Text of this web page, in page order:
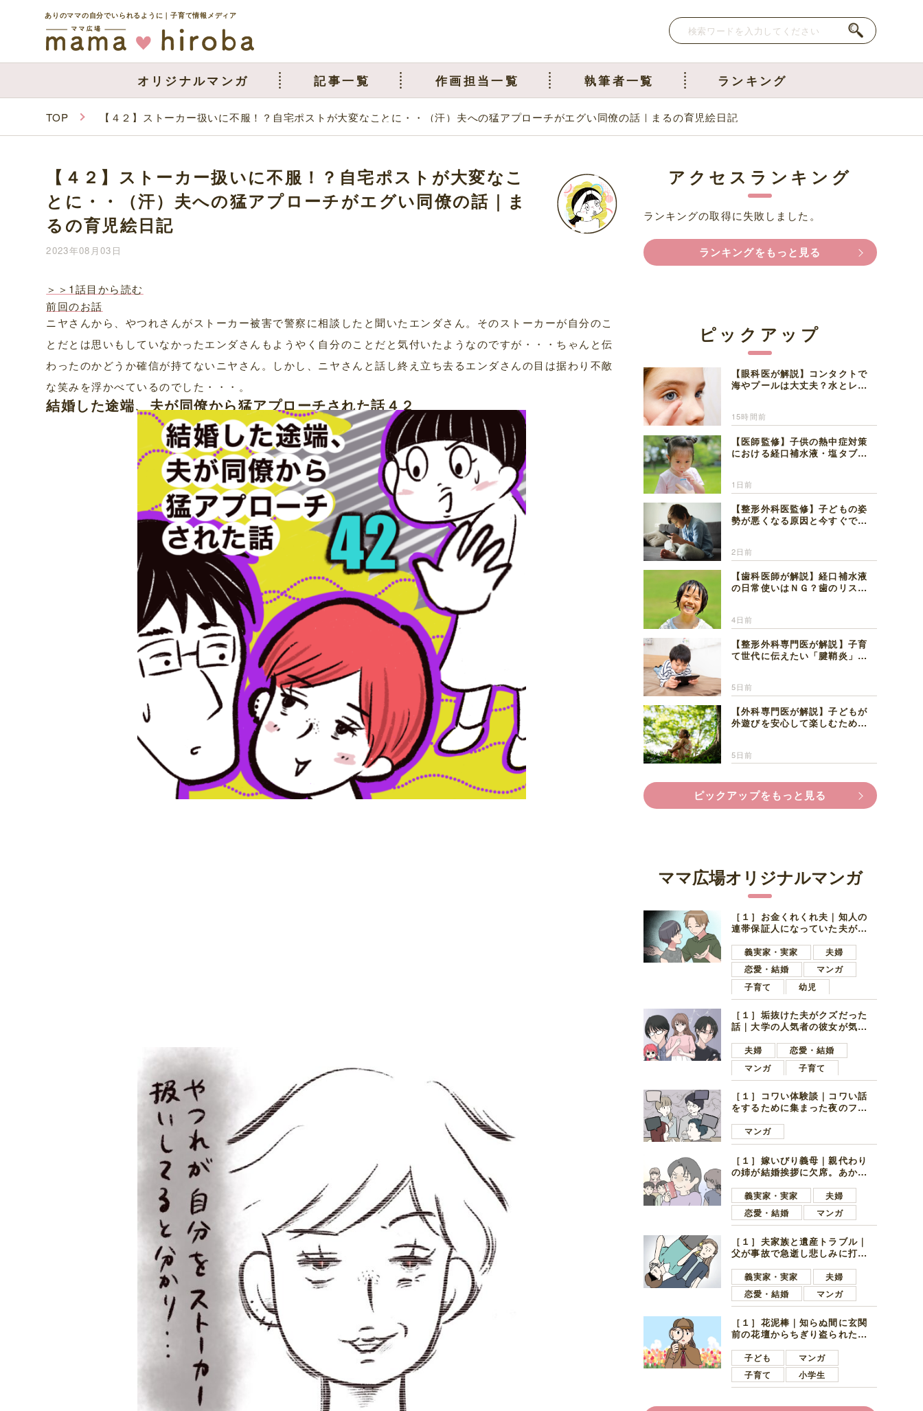
ありのママの自分でいられるように｜子育て情報メディア
オリジナルマンガ 記事一覧 作画担当一覧 執筆者一覧 ランキング
TOP 【４２】ストーカー扱いに不服！？自宅ポストが大変なことに・・（汗）夫への猛アプローチがエグい同僚の話｜まるの育児絵日記
【４２】ストーカー扱いに不服！？自宅ポストが大変なこ
とに・・（汗）夫への猛アプローチがエグい同僚の話｜ま
るの育児絵日記
2023年08月03日
＞＞1話目から読む
前回のお話
ニヤさんから、やつれさんがストーカー被害で警察に相談したと聞いたエンダさん。そのストーカーが自分のこ
とだとは思いもしていなかったエンダさんもようやく自分のことだと気付いたようなのですが・・・ちゃんと伝
わったのかどうか確信が持てないニヤさん。しかし、ニヤさんと話し終え立ち去るエンダさんの目は据わり不敵
な笑みを浮かべているのでした・・・。
結婚した途端、夫が同僚から猛アプローチされた話４２
アクセスランキング
ランキングの取得に失敗しました。
ランキングをもっと見る
ピックアップ
【眼科医が解説】コンタクトで
海やプールは大丈夫？水とレン
15時間前
【医師監修】子供の熱中症対策
における経口補水液・塩タブレ
1日前
【整形外科医監修】子どもの姿
勢が悪くなる原因と今すぐでき
2日前
【歯科医師が解説】経口補水液
の日常使いはＮＧ？歯のリスク
4日前
【整形外科専門医が解説】子育
て世代に伝えたい「腱鞘炎」の
5日前
【外科専門医が解説】子どもが
外遊びを安心して楽しむため
5日前
ピックアップをもっと見る
ママ広場オリジナルマンガ
［１］お金くれくれ夫｜知人の
連帯保証人になっていた夫が家
言ってきた
義実家・実家
夫婦
恋愛・結婚
マンガ
子育て
幼児
［１］垢抜けた夫がクズだった
話｜大学の人気者の彼女が気に
子学生
夫婦
恋愛・結婚
マンガ
子育て
［１］コワい体験談｜コワい話
をするために集まった夜のファ
好きの男の子ママ
マンガ
［１］嫁いびり義母｜親代わり
の姉が結婚挨拶に欠席。あから
義実家・実家
夫婦
恋愛・結婚
マンガ
［１］夫家族と遺産トラブル｜
父が事故で急逝し悲しみに打ち
ます夫
義実家・実家
夫婦
恋愛・結婚
マンガ
［１］花泥棒｜知らぬ間に玄関
前の花壇からちぎり盗られたチ
れたショックは大きい
子ども
マンガ
子育て
小学生